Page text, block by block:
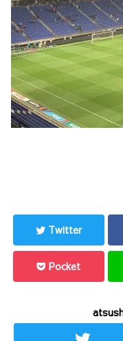
Twitter
Pocket